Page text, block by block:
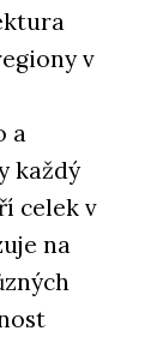
v
a
každý
celek v
na